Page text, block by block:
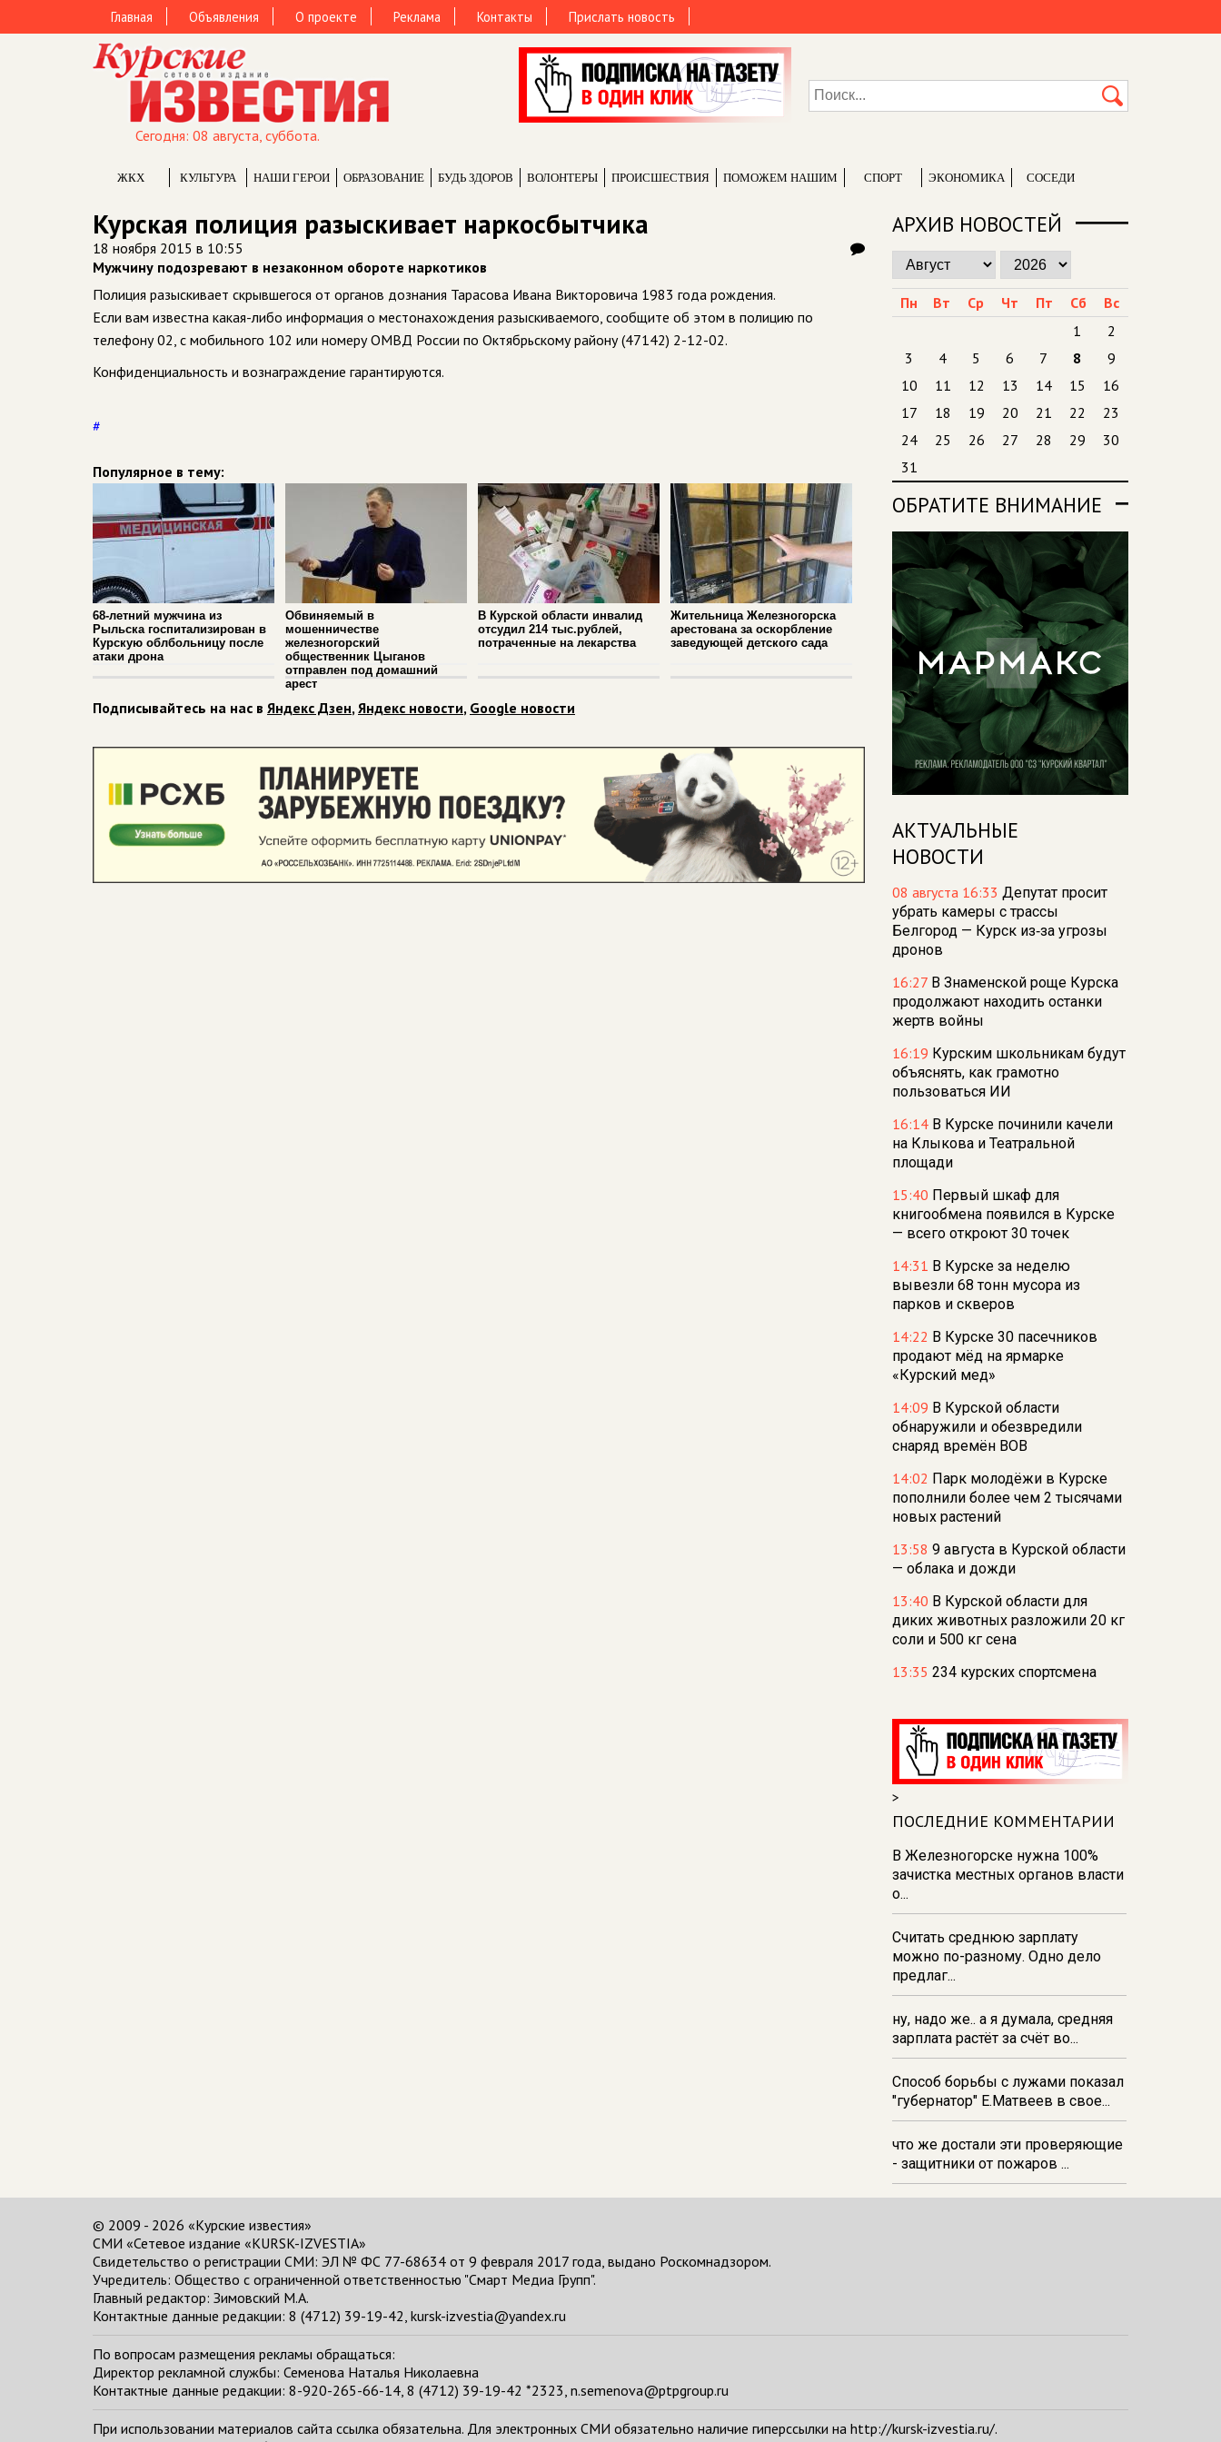
Главная Объявления О проекте Реклама Контакты Прислать новость
Сегодня: 08 августа, суббота.
ЖКХ КУЛЬТУРА НАШИ ГЕРОИ ОБРАЗОВАНИЕ БУДЬ ЗДОРОВ ВОЛОНТЕРЫ ПРОИCШЕСТВИЯ ПОМОЖЕМ НАШИМ СПОРТ ЭКОНОМИКА СОСЕДИ
Курская полиция разыскивает наркосбытчика
18 ноября 2015 в 10:55
Мужчину подозревают в незаконном обороте наркотиков
Полиция разыскивает скрывшегося от органов дознания Тарасова Ивана Викторовича 1983 года рождения.
Если вам известна какая-либо информация о местонахождения разыскиваемого, сообщите об этом в полицию по
телефону 02, с мобильного 102 или номеру ОМВД России по Октябрьскому району (47142) 2-12-02.
Конфиденциальность и вознаграждение гарантируются.
#
Популярное в тему:
68-летний мужчина из
Рыльска госпитализирован в
Курскую облбольницу после
атаки дрона
Обвиняемый в
мошенничестве
железногорский
общественник Цыганов
отправлен под домашний
арест
В Курской области инвалид
отсудил 214 тыс.рублей,
потраченные на лекарства
Жительница Железногорска
арестована за оскорбление
заведующей детского сада
Подписывайтесь на нас в Яндекс Дзен,Яндекс новости, Google новости
АРХИВ НОВОСТЕЙ
Пн Вт Ср Чт Пт Сб
Вс
1
2
3
4 5 6 7 8
9
10
11 12 13 14 15
16
17
18 19 20 21 22
23
24
25 26 27 28 29
30
31
ОБРАТИТЕ ВНИМАНИЕ
АКТУАЛЬНЫЕ
НОВОСТИ
08 августа 16:33 Депутат просит
убрать камеры с трассы
Белгород — Курск из‑за угрозы
дронов
16:27 В Знаменской роще Курска
продолжают находить останки
жертв войны
16:19 Курским школьникам будут
объяснять, как грамотно
пользоваться ИИ
16:14 В Курске починили качели
на Клыкова и Театральной
площади
15:40 Первый шкаф для
книгообмена появился в Курске
— всего откроют 30 точек
14:31 В Курске за неделю
вывезли 68 тонн мусора из
парков и скверов
14:22 В Курске 30 пасечников
продают мёд на ярмарке
«Курский мед»
14:09 В Курской области
обнаружили и обезвредили
снаряд времён ВОВ
14:02 Парк молодёжи в Курске
пополнили более чем 2 тысячами
новых растений
13:58 9 августа в Курской области
— облака и дожди
13:40 В Курской области для
диких животных разложили 20 кг
соли и 500 кг сена
13:35 234 курских спортсмена
13:31В Курске и Железногорске
прошли баскетбольные
мастер‑классы Егора Вяльцева
13:26137 детей из Курской
области поехали отдыхать в
Анапу
13:19Спасатели Курска испытали
силу в перетягивании каната
>
ПОСЛЕДНИЕ КОММЕНТАРИИ
В Железногорске нужна 100%
зачистка местных органов власти
о...
Считать среднюю зарплату
можно по-разному. Одно дело
предлаг...
ну, надо же.. а я думала, средняя
зарплата растёт за счёт во...
Способ борьбы с лужами показал
"губернатор" Е.Матвеев в свое...
что же достали эти проверяющие
- защитники от пожаров ...
© 2009 - 2026 «Курские известия»
СМИ «Сетевое издание «KURSK-IZVESTIA»
Свидетельство о регистрации СМИ: ЭЛ № ФС 77-68634 от 9 февраля 2017 года, выдано Роскомнадзором.
Учредитель: Общество с ограниченной ответственностью "Смарт Медиа Групп".
Главный редактор: Зимовский М.А.
Контактные данные редакции: 8 (4712) 39-19-42, kursk-izvestia@yandex.ru
По вопросам размещения рекламы обращаться:
Директор рекламной службы: Семенова Наталья Николаевна
Контактные данные редакции: 8-920-265-66-14, 8 (4712) 39-19-42 *2323, n.semenova@ptpgroup.ru
При использовании материалов сайта ссылка обязательна. Для электронных СМИ обязательно наличие гиперссылки на http://kursk-izvestia.ru/.